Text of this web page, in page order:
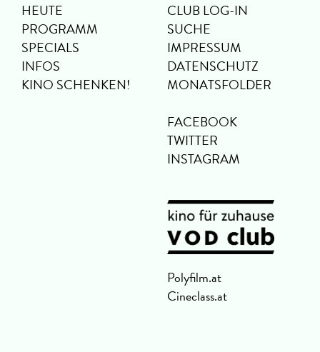
HEUTE
PROGRAMM
SPECIALS
INFOS
KINO SCHENKEN!
CLUB LOG-IN
SUCHE
IMPRESSUM
DATENSCHUTZ
MONATSFOLDER
FACEBOOK
TWITTER
INSTAGRAM
Polyfilm.at
Cineclass.at